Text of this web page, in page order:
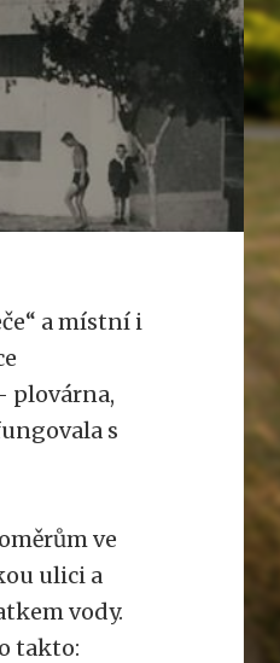
a místní i
plovárna,
s
ve
ulici a
vody.
takto: